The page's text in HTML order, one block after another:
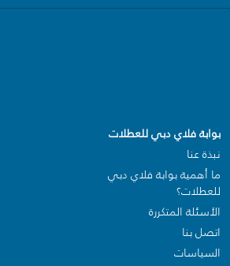
بوابة فلاي دبي للعطلات
نبذة عنا
ما أهمية بوابة فلاي دبي
للعطلات؟
الأسئلة المتكررة
اتصل بنا
السياسات